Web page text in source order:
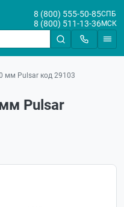
8 (800) 555-50-85СПБ
8 (800) 511-13-36МСК
мм Pulsar код 29103
Pulsar